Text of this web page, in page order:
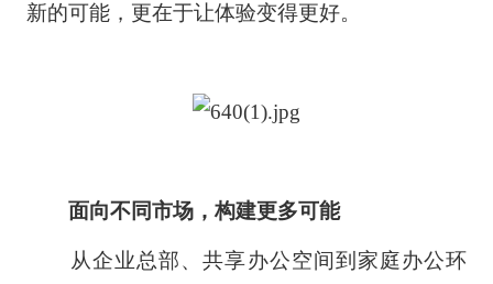
新的可能，更在于让体验变得更好。
面向不同市场，构建更多可能
从企业总部、共享办公空间到家庭办公环